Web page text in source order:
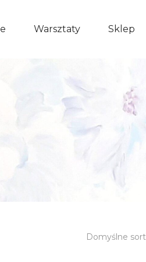
Warsztaty Sklep